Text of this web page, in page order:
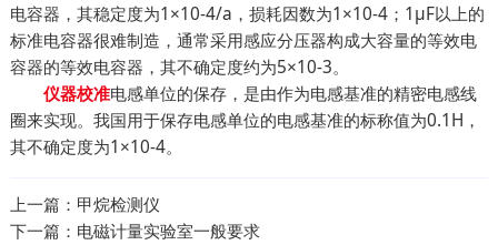
电容器，其稳定度为1×10-4/a，损耗因数为1×10-4；1μF以上的
标准电容器很难制造，通常采用感应分压器构成大容量的等效电
容器的等效电容器，其不确定度约为5×10-3。
仪器校准电感单位的保存，是由作为电感基准的精密电感线
圈来实现。我国用于保存电感单位的电感基准的标称值为0.1H，
其不确定度为1×10-4。
上一篇： 甲烷检测仪
下一篇： 电磁计量实验室一般要求